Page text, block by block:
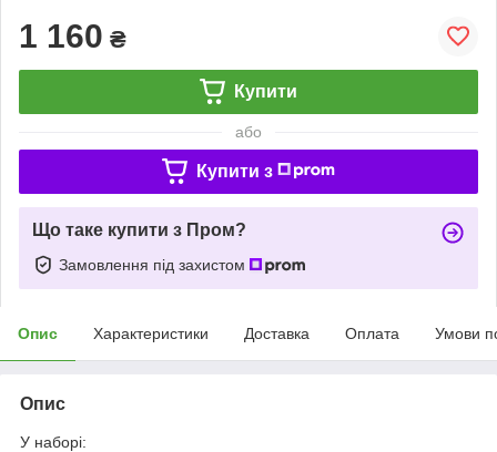
1 160 ₴
Купити
або
Купити з
Що таке купити з Пром?
Замовлення під захистом
Опис Характеристики Доставка Оплата Умови
Опис
У наборі: